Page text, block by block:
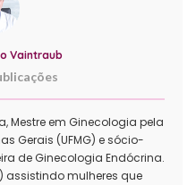
Vaintraub
Mestre em Ginecologia pela
Gerais (UFMG) e sócio-
de Ginecologia Endócrina.
assistindo mulheres que